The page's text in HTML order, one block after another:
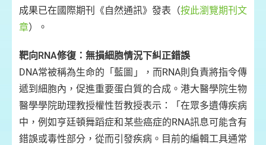
成果已在國際期刊《自然通訊》發表（按此瀏覽期刊文
章）。
靶向RNA修復：無損細胞情況下糾正錯誤
DNA常被稱為生命的「藍圖」，而RNA則負責將指令傳
遞到細胞內，促進重要蛋白質的合成。港大醫學院生物
醫學學院助理教授權性哲教授表示：「在眾多遺傳疾病
中，例如亨廷頓舞蹈症和某些癌症的RNA訊息可能含有
錯誤或毒性部分，從而引發疾病。目前的編輯工具通常